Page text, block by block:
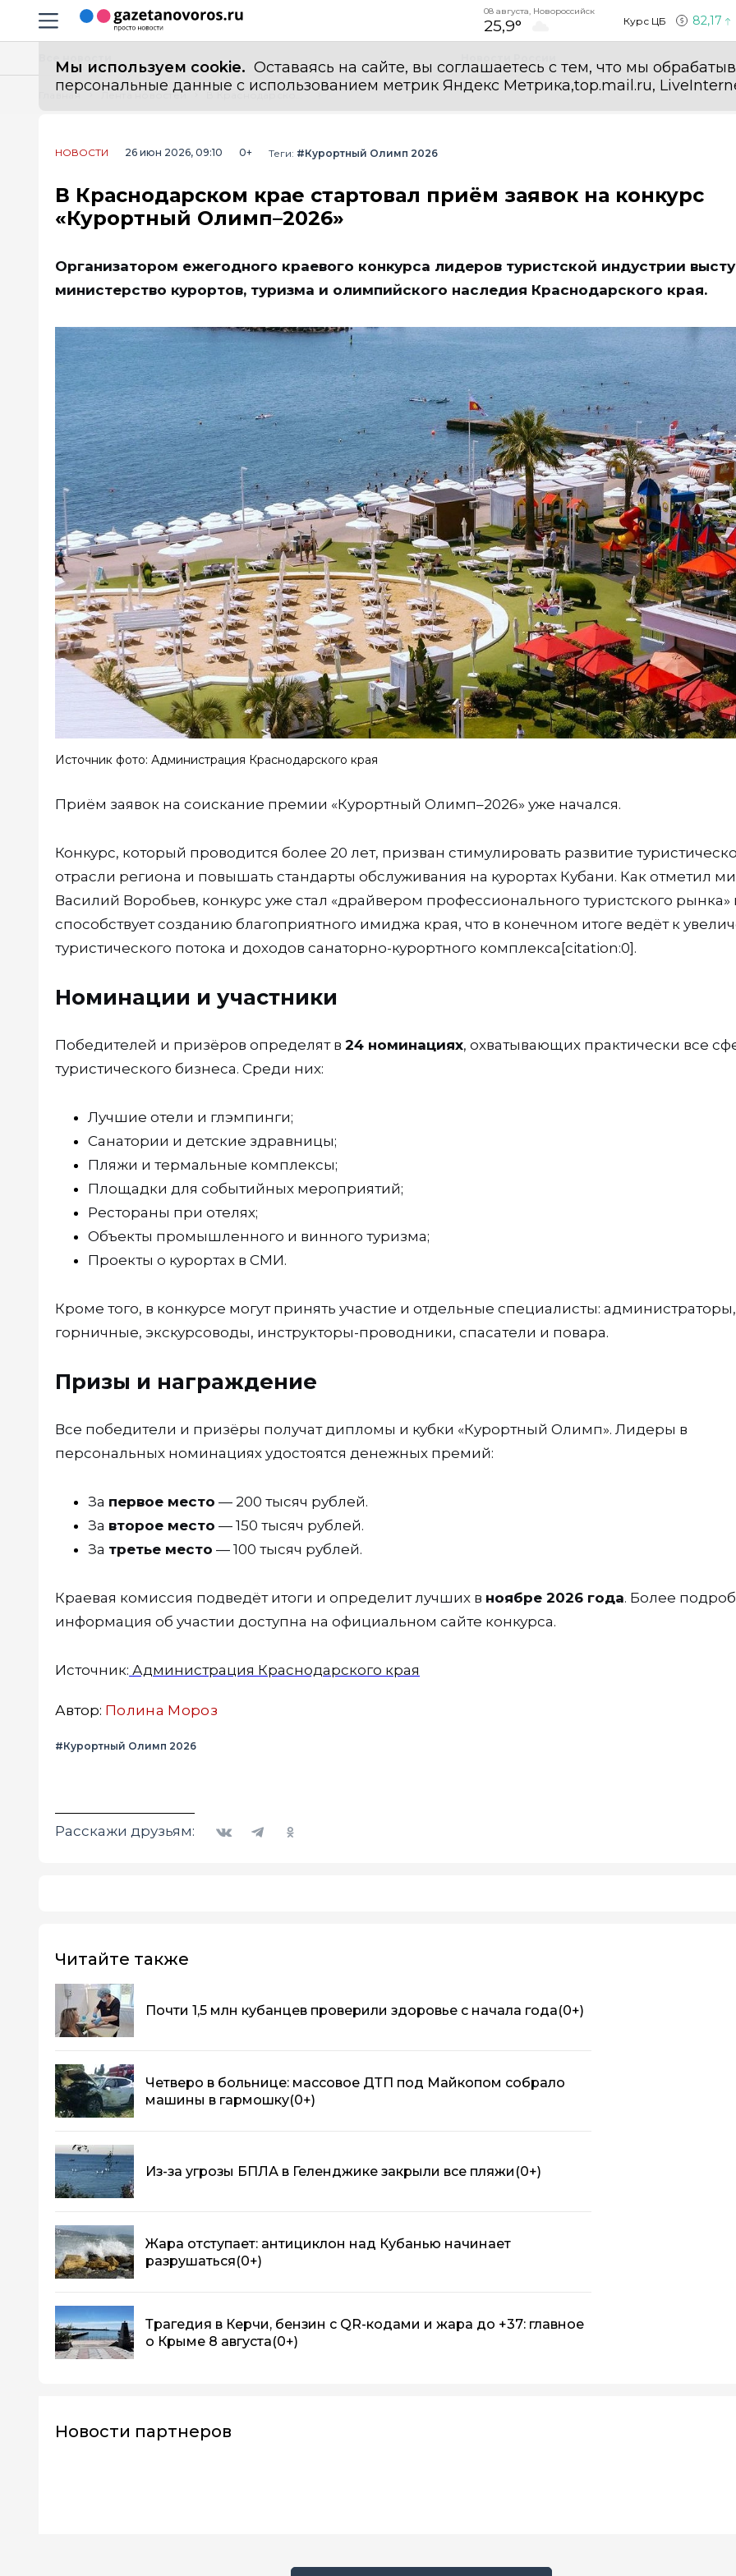
Навигация сайта
08 августа, Новороссийск
25,9° Курс ЦБ 82,17
Мы используем cookie. Оставаясь на сайте, вы соглашаетесь с тем, что мы
персональные данные с использованием метрик Яндекс Метрика,top.mail.ru,
Главная Лента новостей В Краснодарском крае стартовал приём заявок на конкурс «Курортный Олимп–2026»
НОВОСТИ 26 июн 2026, 09:10 0+ Теги: #Курортный Олимп 2026
В Краснодарском крае стартовал приём заявок на конкурс
«Курортный Олимп–2026»
Организатором ежегодного краевого конкурса лидеров туристской индустрии
министерство курортов, туризма и олимпийского наследия Краснодарского края.
Источник фото: Администрация Краснодарского края
Приём заявок на соискание премии «Курортный Олимп–2026» уже начался.
Конкурс, который проводится более 20 лет, призван стимулировать развитие
отрасли региона и повышать стандарты обслуживания на курортах Кубани. Как отметил
Василий Воробьев, конкурс уже стал «драйвером профессионального туристского рынка»
способствует созданию благоприятного имиджа края, что в конечном итоге ведёт к
туристического потока и доходов санаторно-курортного комплекса[citation:0].
Номинации и участники
Победителей и призёров определят в 24 номинациях, охватывающих практически все
туристического бизнеса. Среди них:
Лучшие отели и глэмпинги;
Санатории и детские здравницы;
Пляжи и термальные комплексы;
Площадки для событийных мероприятий;
Рестораны при отелях;
Объекты промышленного и винного туризма;
Проекты о курортах в СМИ.
Кроме того, в конкурсе могут принять участие и отдельные специалисты: администраторы,
горничные, экскурсоводы, инструкторы-проводники, спасатели и повара.
Призы и награждение
Все победители и призёры получат дипломы и кубки «Курортный Олимп». Лидеры в
персональных номинациях удостоятся денежных премий:
За первое место — 200 тысяч рублей.
За второе место — 150 тысяч рублей.
За третье место — 100 тысяч рублей.
Краевая комиссия подведёт итоги и определит лучших в ноябре 2026 года. Более
информация об участии доступна на официальном сайте конкурса.
Источник: Администрация Краснодарского края
Автор: Полина Мороз
#Курортный Олимп 2026
Расскажи друзьям:
Читайте также
Почти 1,5 млн кубанцев проверили здоровье с начала года(0+)
Четверо в больнице: массовое ДТП под Майкопом собрало
машины в гармошку(0+)
Из-за угрозы БПЛА в Геленджике закрыли все пляжи (0+)
Жара отступает: антициклон над Кубанью начинает
разрушаться(0+)
Трагедия в Керчи, бензин с QR-кодами и жара до +37: главное
о Крыме 8 августа(0+)
Новости партнеров